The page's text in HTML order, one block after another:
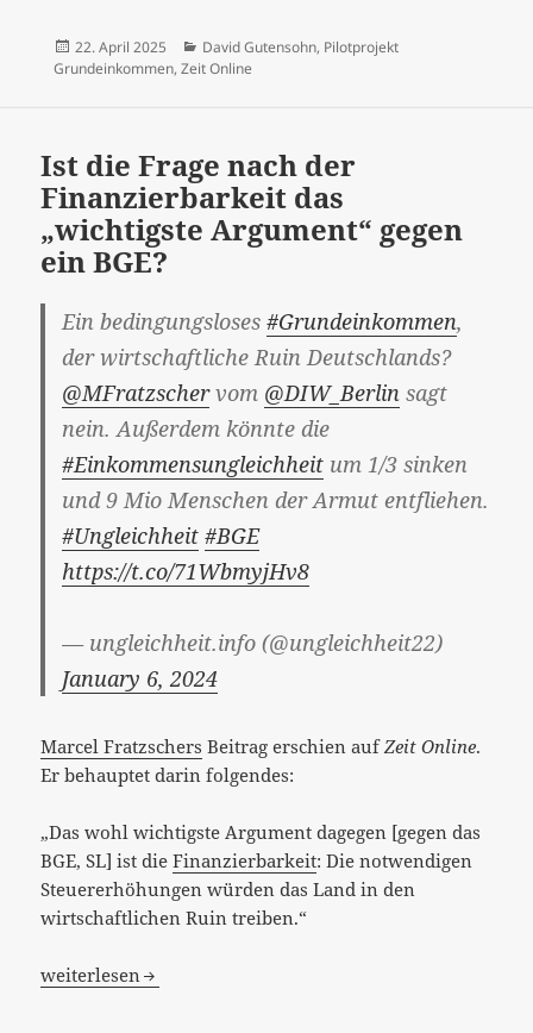
Veröffentlicht
am
22. April 2025 Kategorien
David Gutensohn, Pilotprojekt
Grundeinkommen, Zeit Online
Ist die Frage nach der
Finanzierbarkeit das
„wichtigste Argument“ gegen
ein BGE?
Ein bedingungsloses#Grundeinkommen,
der wirtschaftliche Ruin Deutschlands?
@MFratzschervom @DIW_Berlin sagt
nein. Außerdem könnte die
#Einkommensungleichheit um 1/3 sinken
und 9 Mio Menschen der Armut entfliehen.
#Ungleichheit #BGE
https://t.co/71WbmyjHv8
— ungleichheit.info (@ungleichheit22)
January 6, 2024
Marcel Fratzschers Beitrag erschien aufZeit Online.
Er behauptet darin folgendes:
„Das wohl wichtigste Argument dagegen [gegen das
BGE, SL] ist dieFinanzierbarkeit: Die notwendigen
Steuererhöhungen würden das Land in den
wirtschaftlichen Ruin treiben.“
Ist die Frage nach der Finanzierbarkeit das „wichtigste
weiterlesen